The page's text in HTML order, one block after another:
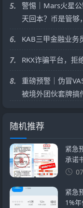
5.
警惕｜Mars火星
天回本？币是管够
6. KAB三甲金融业务
7. RKX诈骗平台，拒
8.
重磅预警｜伪冒
被境外团伙套牌搞
随机推荐
紧急
承诺
的回
紧急
1%